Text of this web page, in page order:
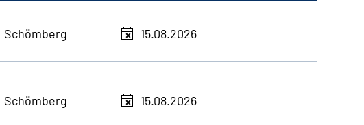
Schömberg 15.08.2026
Schömberg 15.08.2026